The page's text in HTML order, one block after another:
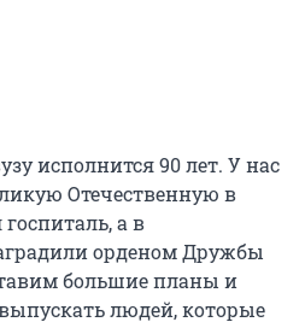
исполнится 90 лет. У нас
Отечественную в
а в
орденом Дружбы
большие планы и
людей, которые